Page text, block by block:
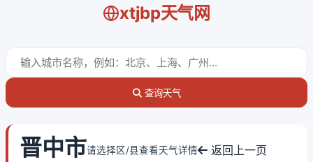
xtjbp天气网
查询天气
晋中市请选择区/县查看天气详情 返回上一页